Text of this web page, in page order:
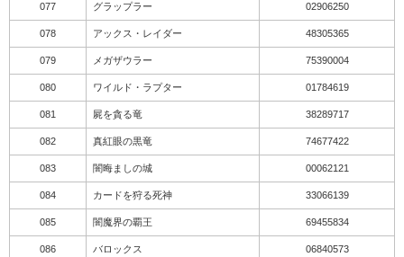
077 グラップラー 02906250
078 アックス・レイダー 48305365
079 メガザウラー 75390004
080 ワイルド・ラプター 01784619
081 屍を貪る竜 38289717
082 真紅眼の黒竜 74677422
083 闇晦ましの城 00062121
084 カードを狩る死神 33066139
085 闇魔界の覇王 69455834
086 バロックス 06840573